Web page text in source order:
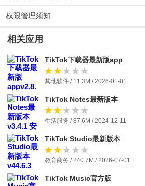
权限管理须知
相关应用
TikTok下载器最新版app
其他软件 / 11.3M / 2026-01-01
TikTok Notes最新版本
生活服务 / 87.6M / 2024-12-11
TikTok Studio最新版本
教育商务 / 240.7M / 2026-07-01
TikTok Music官方版